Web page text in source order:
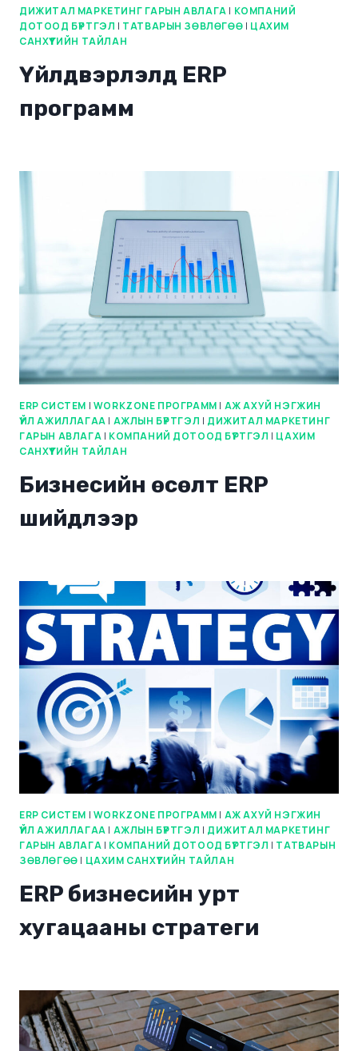
ДИЖИТАЛ МАРКЕТИНГ ГАРЫН АВЛАГА | КОМПАНИЙ
ДОТООД БҮРТГЭЛ | ТАТВАРЫН ЗӨВЛӨГӨӨ | ЦАХИМ
САНХҮҮГИЙН ТАЙЛАН
Үйлдвэрлэлд ERP
программ
ERP СИСТЕМ | WORKZONE ПРОГРАММ | АЖ АХУЙ НЭГЖИН
ҮЙЛ АЖИЛЛАГАА | АЖЛЫН БҮРТГЭЛ | ДИЖИТАЛ МАРКЕТИНГ
ГАРЫН АВЛАГА | КОМПАНИЙ ДОТООД БҮРТГЭЛ | ЦАХИМ
САНХҮҮГИЙН ТАЙЛАН
Бизнесийн өсөлт ERP
шийдлээр
ERP СИСТЕМ | WORKZONE ПРОГРАММ | АЖ АХУЙ НЭГЖИН
ҮЙЛ АЖИЛЛАГАА | АЖЛЫН БҮРТГЭЛ | ДИЖИТАЛ МАРКЕТИНГ
ГАРЫН АВЛАГА | КОМПАНИЙ ДОТООД БҮРТГЭЛ | ТАТВАРЫН
ЗӨВЛӨГӨӨ | ЦАХИМ САНХҮҮГИЙН ТАЙЛАН
ERP бизнесийн урт
хугацааны стратеги